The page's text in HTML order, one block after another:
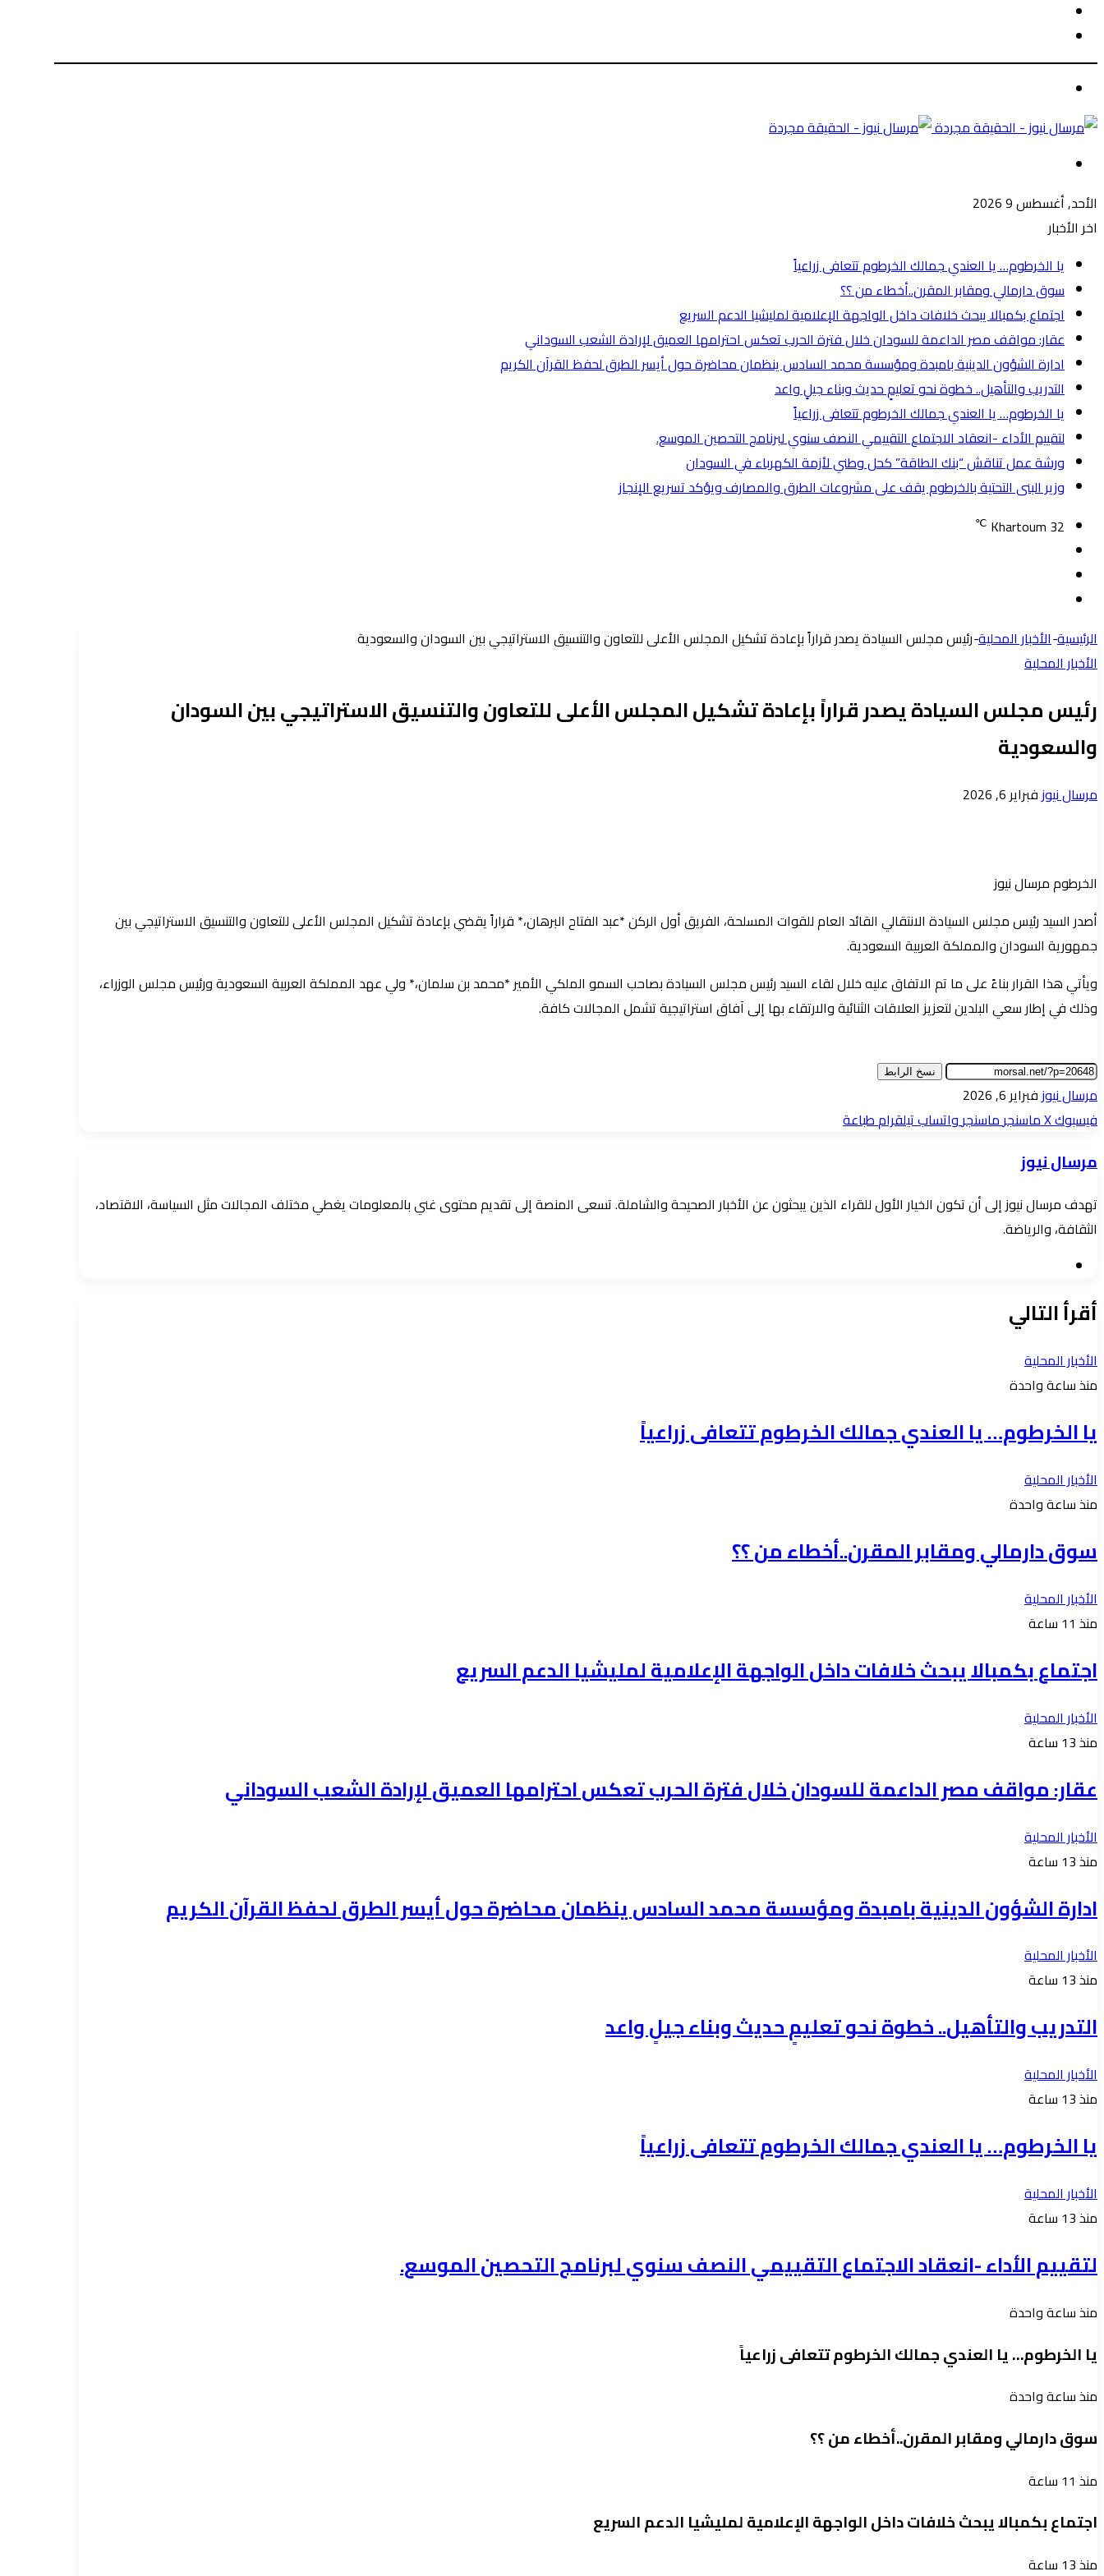
عن
الأحد, أغسطس 9 2026
اخر الأخبار
يا الخرطوم… يا العندي جمالك الخرطوم تتعافى زراعياً
سوق دارمالي ومقابر المقرن..أخطاء من ؟؟
اجتماع بكمبالا يبحث خلافات داخل الواجهة الإعلامية لمليشيا الدعم السريع
عقار: مواقف مصر الداعمة للسودان خلال فترة الحرب تعكس احترامها العميق لإرادة الشعب السوداني
ادارة الشؤون الدينية بامبدة ومؤسسة محمد السادس ينظمان محاضرة حول أيسر الطرق لحفظ القرآن الكريم
التدريب والتأهيل.. خطوة نحو تعليمٍ حديث وبناء جيلٍ واعد
يا الخرطوم… يا العندي جمالك الخرطوم تتعافى زراعياً
لتقييم الأداء -انعقاد الاجتماع التقييمي النصف سنوي لبرنامج التحصين الموسع.
ورشة عمل تناقش “بنك الطاقة” كحل وطني لأزمة الكهرباء في السودان
وزير البنى التحتية بالخرطوم يقف على مشروعات الطرق والمصارف ويؤكد تسريع الإنجاز
Khartoum 32
℃
جانبيالرئيسية-الأخبار المحلية-​رئيس مجلس السيادة يصدر قراراً بإعادة تشكيل المجلس الأعلى للتعاون والتنسيق الاستراتيجي بين السودان والسعودية
الأخبار المحلية
​رئيس مجلس السيادة يصدر قراراً بإعادة تشكيل المجلس الأعلى للتعاون والتنسيق الاستراتيجي بين السودان
والسعودية
مرسال نيوزأرسل
فبراير 6, 2026
​الخرطوم مرسال نيوز
​أصدر السيد رئيس مجلس السيادة الانتقالي القائد العام للقوات المسلحة، الفريق أول الركن *عبد الفتاح البرهان،* قراراً يقضي بإعادة تشكيل المجلس الأعلى للتعاون والتنسيق الاستراتيجي بين
جمهورية السودان والمملكة العربية السعودية.
​ويأتي هذا القرار بناءً على ما تم الاتفاق عليه خلال لقاء السيد رئيس مجلس السيادة بصاحب السمو الملكي الأمير *محمد بن سلمان،* ولي عهد المملكة العربية السعودية ورئيس مجلس الوزراء،
وذلك في إطار سعي البلدين لتعزيز العلاقات الثنائية والارتقاء بها إلى آفاق استراتيجية تشمل المجالات كافة.
نسخ الرابط
مرسال نيوزأرسل
بريدا
فبراير 6, 2026
فيسبوك‫Xماسنجرماسنجرواتسابتيلقرامطباعة
مرسال نيوز
تهدف مرسال نيوز إلى أن تكون الخيار الأول للقراء الذين يبحثون عن الأخبار الصحيحة والشاملة. تسعى المنصة إلى تقديم محتوى غني بالمعلومات يغطي مختلف المجالات مثل السياسة، الاقتصاد،
الثقافة، والرياضة.
أقرأ التالي
الأخبار المحلية
منذ ساعة واحدة
يا الخرطوم… يا العندي جمالك الخرطوم تتعافى زراعياً
الأخبار المحلية
منذ ساعة واحدة
سوق دارمالي ومقابر المقرن..أخطاء من ؟؟
الأخبار المحلية
منذ 11 ساعة
اجتماع بكمبالا يبحث خلافات داخل الواجهة الإعلامية لمليشيا الدعم السريع
الأخبار المحلية
منذ 13 ساعة
عقار: مواقف مصر الداعمة للسودان خلال فترة الحرب تعكس احترامها العميق لإرادة الشعب السوداني
الأخبار المحلية
منذ 13 ساعة
ادارة الشؤون الدينية بامبدة ومؤسسة محمد السادس ينظمان محاضرة حول أيسر الطرق لحفظ القرآن الكريم
الأخبار المحلية
منذ 13 ساعة
التدريب والتأهيل.. خطوة نحو تعليمٍ حديث وبناء جيلٍ واعد
الأخبار المحلية
منذ 13 ساعة
يا الخرطوم… يا العندي جمالك الخرطوم تتعافى زراعياً
الأخبار المحلية
منذ 13 ساعة
لتقييم الأداء -انعقاد الاجتماع التقييمي النصف سنوي لبرنامج التحصين الموسع.
منذ ساعة واحدة
يا الخرطوم… يا العندي جمالك الخرطوم تتعافى زراعياً
منذ ساعة واحدة
سوق دارمالي ومقابر المقرن..أخطاء من ؟؟
منذ 11 ساعة
اجتماع بكمبالا يبحث خلافات داخل الواجهة الإعلامية لمليشيا الدعم السريع
منذ 13 ساعة